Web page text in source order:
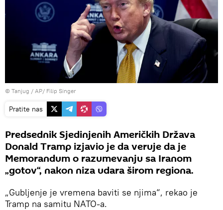
© Tanjug / AP/ Filip Singer
Pratite nas
Predsednik Sjedinjenih Američkih Država
Donald Tramp izjavio je da veruje da je
Memorandum o razumevanju sa Iranom
„gotov“, nakon niza udara širom regiona.
„Gubljenje je vremena baviti se njima“, rekao je
Tramp na samitu NATO-a.